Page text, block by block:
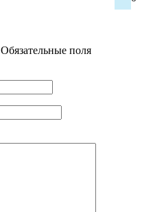
Обязательные поля